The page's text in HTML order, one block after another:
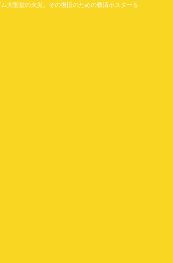
大聖堂の火災。その復旧のための救済ポスターを